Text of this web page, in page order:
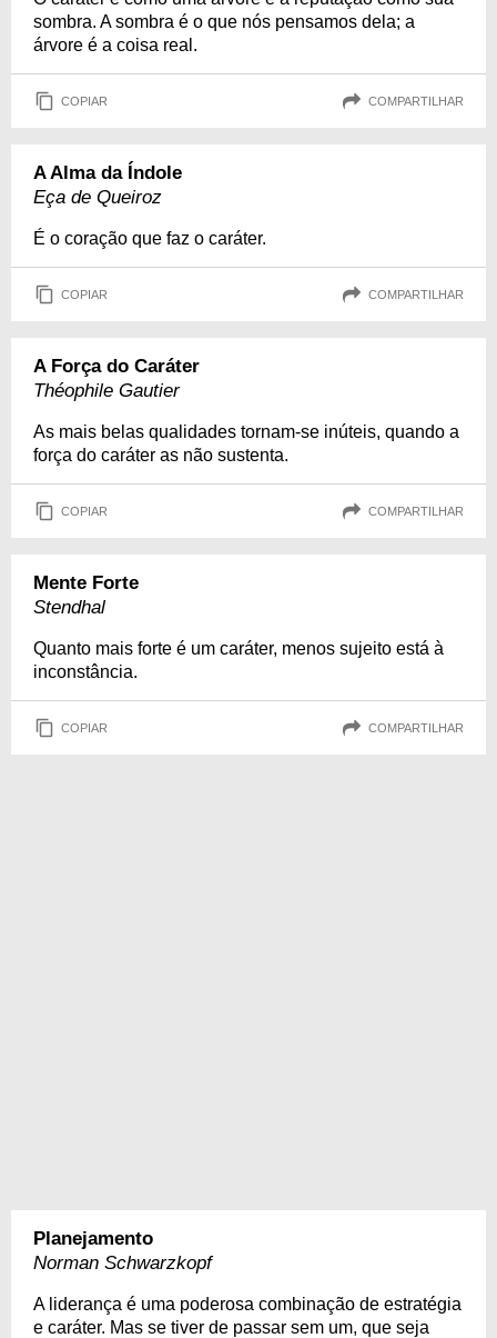
sombra. A sombra é o que nós pensamos dela; a
árvore é a coisa real.
COPIAR COMPARTILHAR
A Alma da Índole
Eça de Queiroz
É o coração que faz o caráter.
COPIAR COMPARTILHAR
A Força do Caráter
Théophile Gautier
As mais belas qualidades tornam-se inúteis, quando a
força do caráter as não sustenta.
COPIAR COMPARTILHAR
Mente Forte
Stendhal
Quanto mais forte é um caráter, menos sujeito está à
inconstância.
COPIAR COMPARTILHAR
Planejamento
Norman Schwarzkopf
A liderança é uma poderosa combinação de estratégia
e caráter. Mas se tiver de passar sem um, que seja